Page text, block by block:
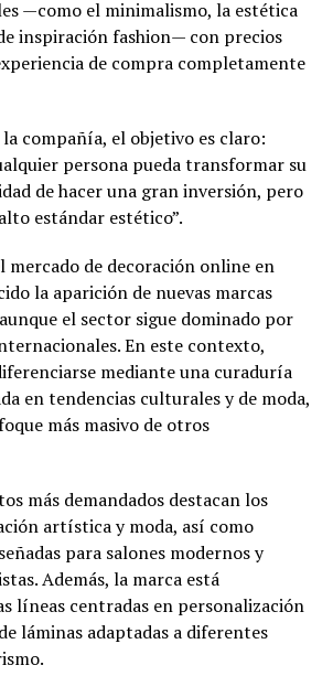
—como el minimalismo, la estética
inspiración fashion— con precios
de compra completamente
compañía, el objetivo es claro:
persona pueda transformar su
de hacer una gran inversión, pero
estándar estético”.
mercado de decoración online en
la aparición de nuevas marcas
el sector sigue dominado por
En este contexto,
mediante una curaduría
en tendencias culturales y de moda,
más masivo de otros
más demandados destacan los
artística y moda, así como
para salones modernos y
Además, la marca está
líneas centradas en personalización
láminas adaptadas a diferentes